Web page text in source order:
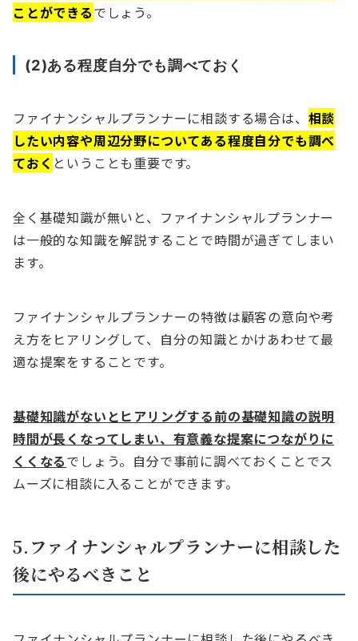
ことができるでしょう。
(2)ある程度自分でも調べておく
ファイナンシャルプランナーに相談する場合は、 相談
したい内容や周辺分野についてある程度自分でも調べ
ておく ということも重要です。
全く基礎知識が無いと、ファイナンシャルプランナー
は一般的な知識を解説することで時間が過ぎてしまい
ます。
ファイナンシャルプランナーの特徴は顧客の意向や考
え方をヒアリングして、自分の知識とかけあわせて最
適な提案をすることです。
基礎知識がないとヒアリングする前の基礎知識の説明
時間が長くなってしまい、有意義な提案につながりに
くくなるでしょう。自分で事前に調べておくことでス
ムーズに相談に入ることができます。
5.ファイナンシャルプランナーに相談した
後にやるべきこと